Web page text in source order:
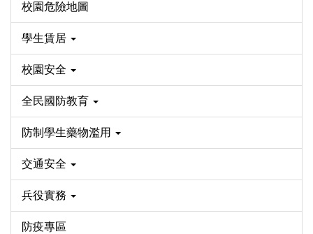
校園危險地圖
學生賃居
校園安全
全民國防教育
防制學生藥物濫用
交通安全
兵役實務
防疫專區